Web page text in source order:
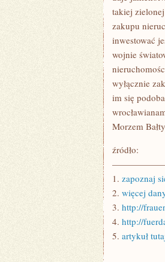
takiej
zakupu
inwestować
wojnie
wyłącznie
im się
Morzem
źródło:
1. zapoznaj
2. więcej
3. http://
4. http://
5. artykuł